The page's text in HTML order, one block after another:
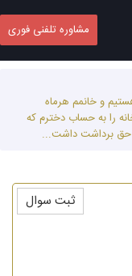
مشاوره تلفنی فوری
و خانمم هرماه
را به حساب دخترم که
ثبت سوال